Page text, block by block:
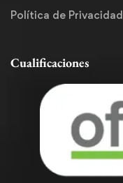
Política de Privacidad
Cualificaciones